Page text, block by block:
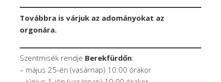
Továbbra is várjuk az adományokat az
orgonára.
Szentmisék rendje Berekfürdőn:
– május 25-én (vasárnap) 10:00 órakor